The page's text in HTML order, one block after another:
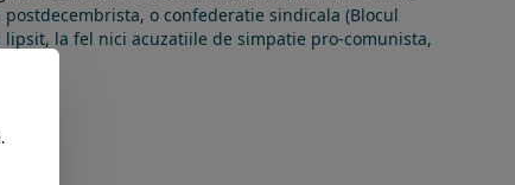
postdecembrista, o confederatie sindicala (Blocul
la fel nici acuzatiile de simpatie pro-comunista,